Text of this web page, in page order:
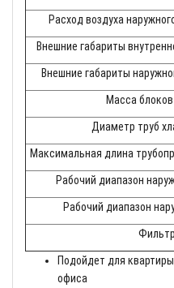
Расход воздуха
Внешние габариты
Внешние габариты
Масса
Диаметр труб
Максимальная длина
Рабочий диапазон
Рабочий диапазон
Подойдет для
офиса